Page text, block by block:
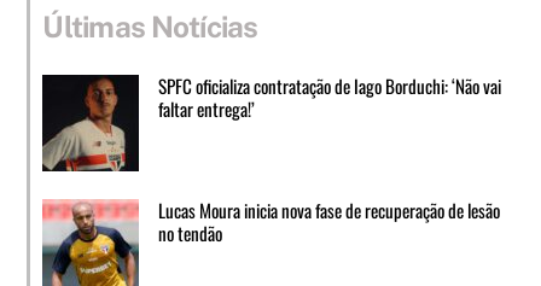
Últimas Notícias
SPFC oficializa contratação de Iago Borduchi: ‘Não vai
faltar entrega!’
Lucas Moura inicia nova fase de recuperação de lesão
no tendão